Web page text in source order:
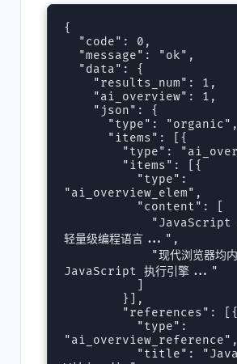
{
"ai_overview_elem",
轻量级编程语言...",
JavaScript 执行引擎..."
"ai_overview_reference",